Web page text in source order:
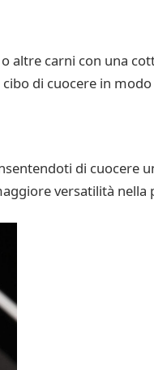
carni con una
di cuocere in
di cuocere
versatilità